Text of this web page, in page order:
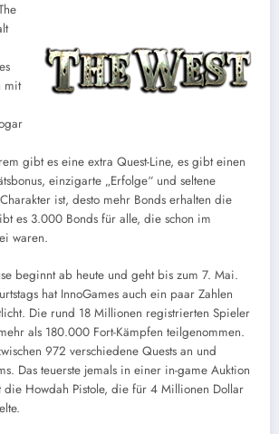
mit
gibt es eine extra Quest-Line, es gibt einen
einzigarte „Erfolge“ und seltene
ist, desto mehr Bonds erhalten die
es 3.000 Bonds für alle, die schon im
waren.
beginnt ab heute und geht bis zum 7. Mai.
hat InnoGames auch ein paar Zahlen
Die rund 18 Millionen registrierten Spieler
als 180.000 Fort-Kämpfen teilgenommen.
972 verschiedene Quests an und
Das teuerste jemals in einer in-game Auktion
die Howdah Pistole, die für 4 Millionen Dollar